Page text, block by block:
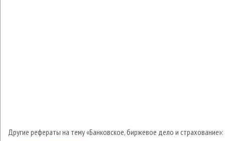
Другие рефераты на тему «Банковское, биржевое дело и страхование»: